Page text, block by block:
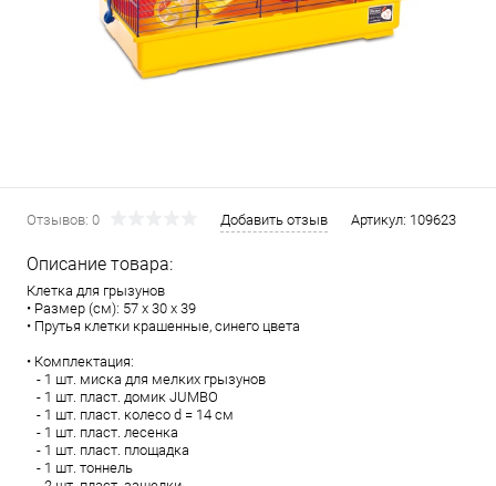
Отзывов: 0 Добавить отзыв Артикул: 109623
Описание товара:
Клетка для грызунов
• Размер (см): 57 х 30 х 39
• Прутья клетки крашенные, синего цвета
• Комплектация:
- 1 шт. миска для мелких грызунов
- 1 шт. пласт. домик JUMBO
- 1 шт. пласт. колесо d = 14 см
- 1 шт. пласт. лесенка
- 1 шт. пласт. площадка
- 1 шт. тоннель